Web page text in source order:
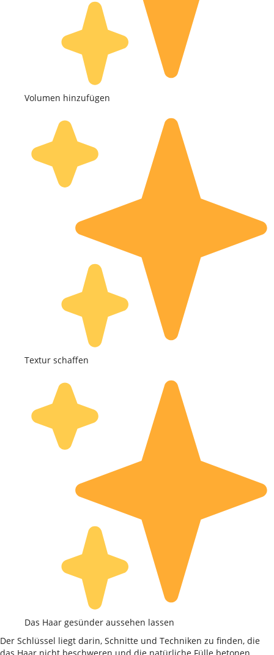
Volumen hinzufügen
Textur schaffen
Das Haar gesünder aussehen lassen
Der Schlüssel liegt darin, Schnitte und Techniken zu finden, die